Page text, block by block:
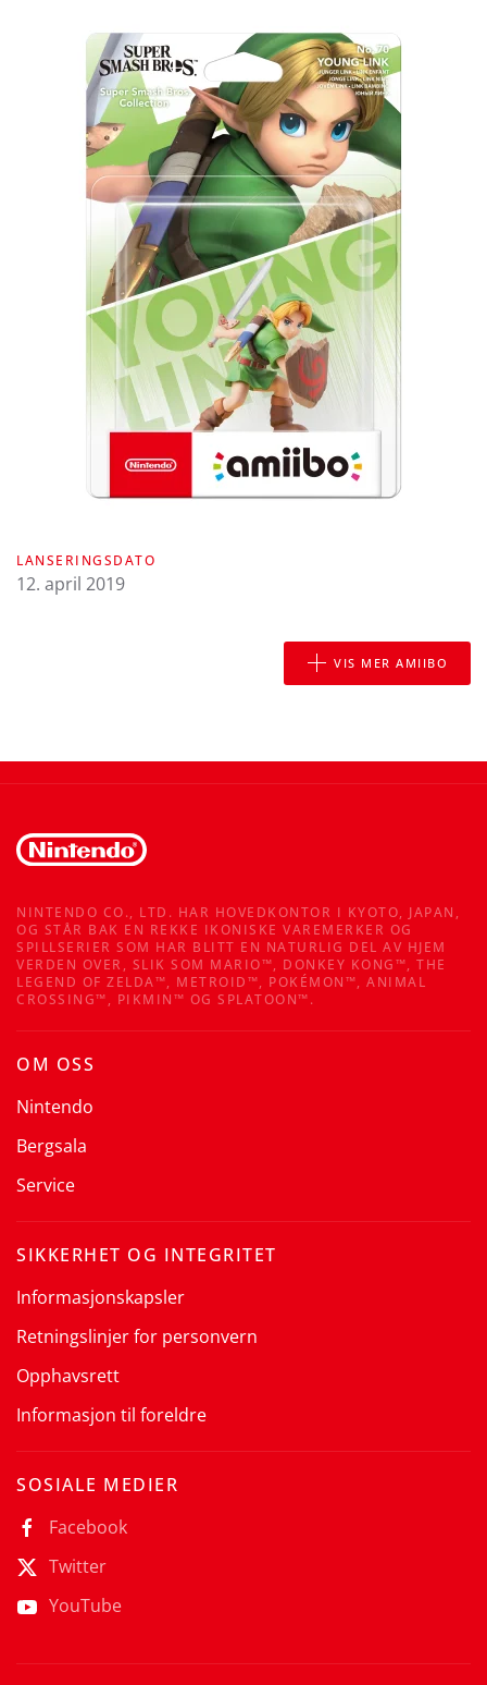
LANSERINGSDATO
12. april 2019
VIS MER AMIIBO
NINTENDO CO., LTD. HAR HOVEDKONTOR I KYOTO, JAPAN,
OG STÅR BAK EN REKKE IKONISKE VAREMERKER OG
SPILLSERIER SOM HAR BLITT EN NATURLIG DEL AV HJEM
VERDEN OVER, SLIK SOM MARIO™, DONKEY KONG™, THE
LEGEND OF ZELDA™, METROID™, POKÉMON™, ANIMAL
CROSSING™, PIKMIN™ OG SPLATOON™.
OM OSS
Nintendo
Bergsala
Service
SIKKERHET OG INTEGRITET
Informasjonskapsler
Retningslinjer for personvern
Opphavsrett
Informasjon til foreldre
SOSIALE MEDIER
Facebook
Twitter
YouTube